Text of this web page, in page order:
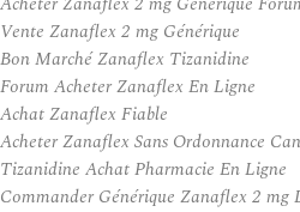
Vente Zanaflex 2 mg Générique
Bon Marché Zanaflex Tizanidine
Forum Acheter Zanaflex En Ligne
Achat Zanaflex Fiable
Acheter Zanaflex Sans Ordonnance
Tizanidine Achat Pharmacie En Ligne
Commander Générique Zanaflex 2 mg